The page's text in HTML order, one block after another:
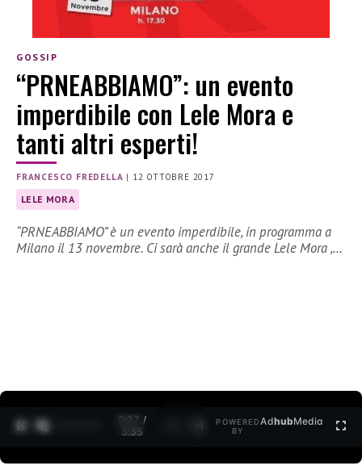
GOSSIP
“PRNEABBIAMO”: un evento
imperdibile con Lele Mora e
tanti altri esperti!
FRANCESCO FREDELLA | 12 OTTOBRE 2017
LELE MORA
“PRNEABBIAMO” è un evento imperdibile, in programma a
Milano il 13 novembre. Ci sarà anche il grande Lele Mora ,…
0:28 /
3:35
POWERED
BY
AdhubMedia